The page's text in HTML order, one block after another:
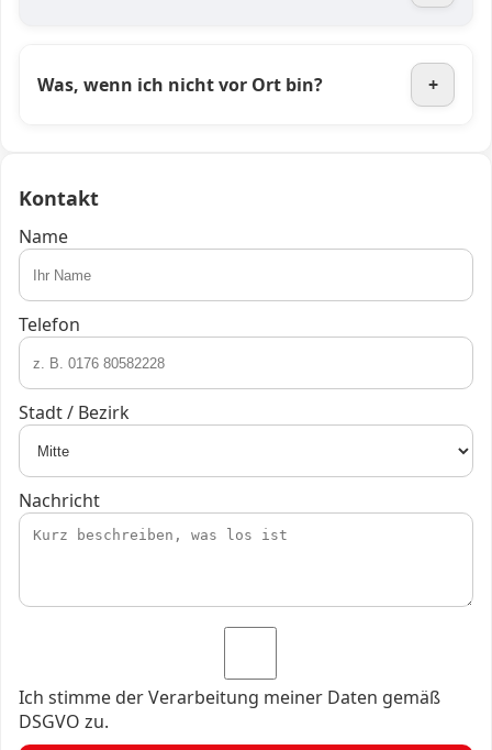
Was, wenn ich nicht vor Ort bin? +
Kontakt
Name
Telefon
Stadt / Bezirk
Nachricht
Ich stimme der Verarbeitung meiner Daten gemäß
DSGVO zu.